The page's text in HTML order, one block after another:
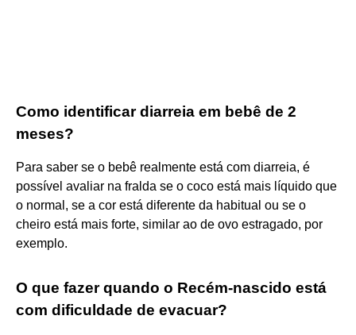
Como identificar diarreia em bebê de 2
meses?
Para saber se o bebê realmente está com diarreia, é
possível avaliar na fralda se o coco está mais líquido que
o normal, se a cor está diferente da habitual ou se o
cheiro está mais forte, similar ao de ovo estragado, por
exemplo.
O que fazer quando o Recém-nascido está
com dificuldade de evacuar?